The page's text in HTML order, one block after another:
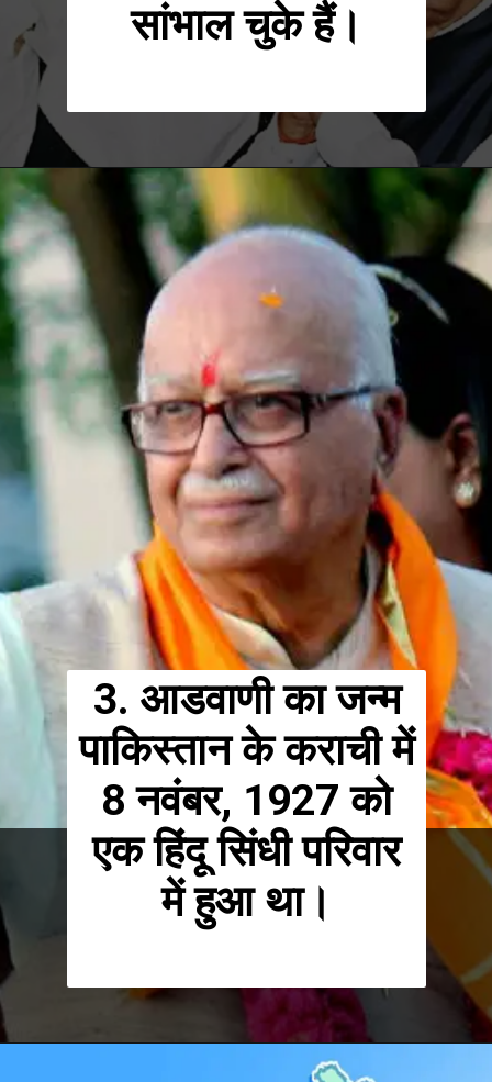
सांभाल चुके हैं।
3. आडवाणी का जन्म
पाकिस्तान के कराची में
8 नवंबर, 1927 को
एक हिंदू सिंधी परिवार
में हुआ था।